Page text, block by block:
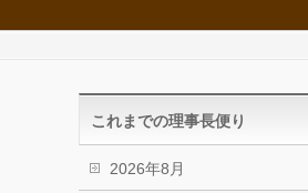
これまでの理事長便り
2026年8月